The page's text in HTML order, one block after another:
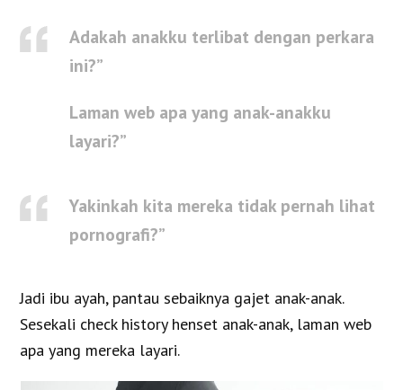
Adakah anakku terlibat dengan perkara
ini?”
Laman web apa yang anak-anakku
layari?”
Yakinkah kita mereka tidak pernah lihat
pornografi?”
Jadi ibu ayah, pantau sebaiknya gajet anak-anak.
Sesekali check history henset anak-anak, laman web
apa yang mereka layari.